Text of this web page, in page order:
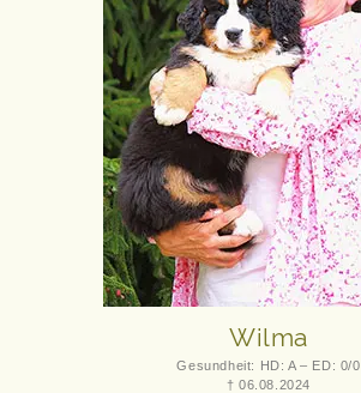
Wilma
Gesundheit: HD: A – ED: 0/0
† 06.08.2024